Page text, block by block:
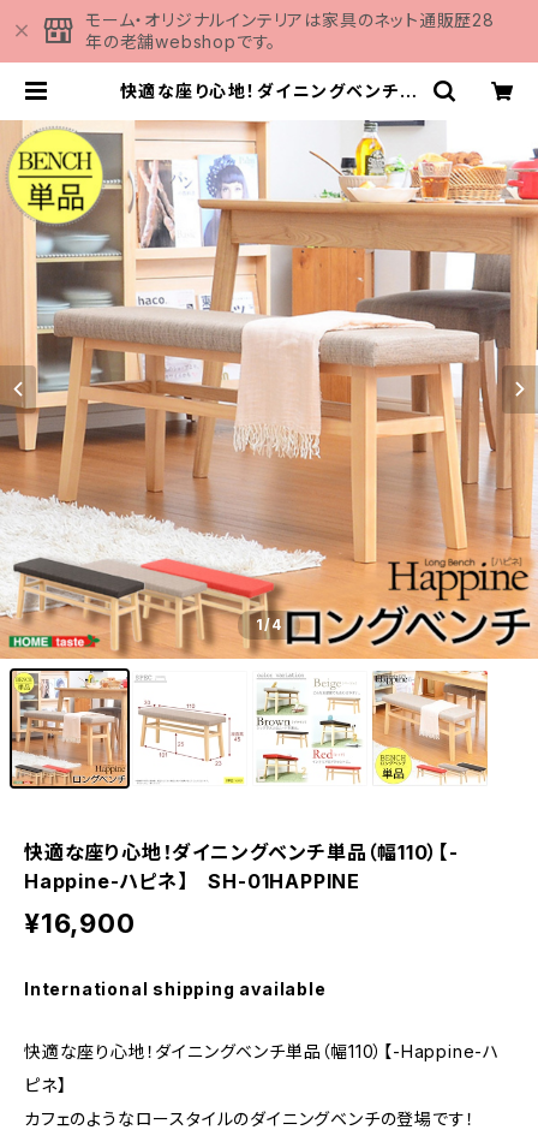
モーム・オリジナルインテリアは家具のネット通販歴28
年の老舗webshopです。
快適な座り心地！ダイニングベンチ単
H-01HAPPINE | 家具の通販専門
店 MOMU
1/4
快適な座り心地！ダイニングベンチ単品（幅110）【-
Happine-ハピネ】 SH-01HAPPINE
¥16,900
International shipping available
快適な座り心地！ダイニングベンチ単品（幅110）【-Happine-ハ
ピネ】
カフェのようなロースタイルのダイニングベンチの登場です！